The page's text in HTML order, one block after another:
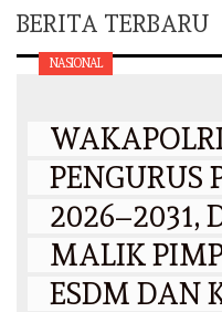
BERITA TERBARU
NASIONAL
PENGURUS
2026–2031,
MALIK
ESDM DAN